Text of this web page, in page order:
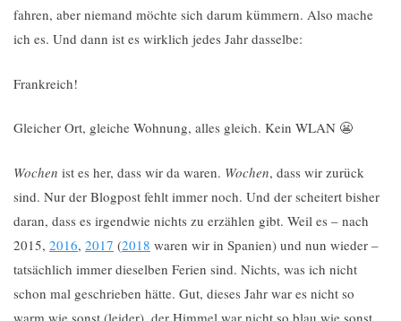
fahren, aber niemand möchte sich darum kümmern. Also mache
ich es. Und dann ist es wirklich jedes Jahr dasselbe:
Frankreich!
Gleicher Ort, gleiche Wohnung, alles gleich. Kein WLAN 😬
Wochen ist es her, dass wir da waren. Wochen, dass wir zurück
sind. Nur der Blogpost fehlt immer noch. Und der scheitert bisher
daran, dass es irgendwie nichts zu erzählen gibt. Weil es – nach
2015, 2016, 2017 (2018 waren wir in Spanien) und nun wieder –
tatsächlich immer dieselben Ferien sind. Nichts, was ich nicht
schon mal geschrieben hätte. Gut, dieses Jahr war es nicht so
warm wie sonst (leider), der Himmel war nicht so blau wie sonst